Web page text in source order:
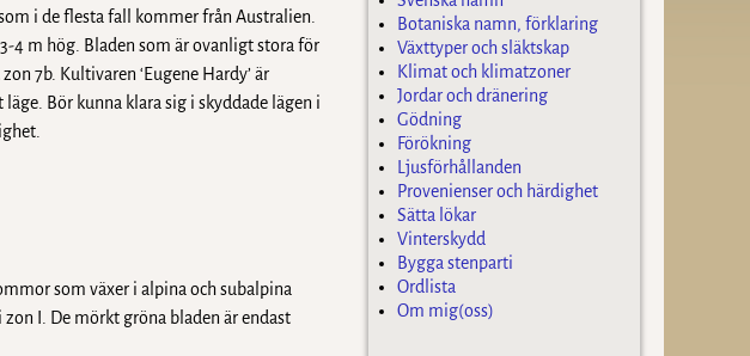
i de flesta fall kommer från Australien.
4 m hög. Bladen som är ovanligt stora för
7b. Kultivaren ‘Eugene Hardy’ är
Bör kunna klara sig i skyddade lägen i
som växer i alpina och subalpina
I. De mörkt gröna bladen är endast
Botaniska namn, förklaring
Växttyper och släktskap
Klimat och klimatzoner
Jordar och dränering
Gödning
Förökning
Ljusförhållanden
Provenienser och härdighet
Sätta lökar
Vinterskydd
Bygga stenparti
Ordlista
Om mig(oss)